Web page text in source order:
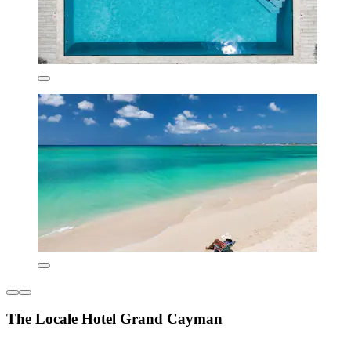
The Locale Hotel Grand Cayman